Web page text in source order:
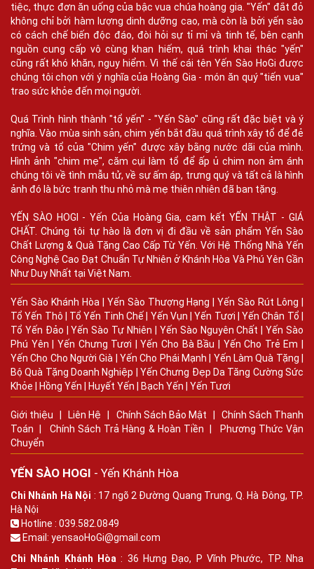
tiệc, thực đơn ăn uống của bậc vua chúa hoàng gia. "Yến" đắt đỏ
không chỉ bởi hàm lượng dinh dưỡng cao, mà còn là bởi yến sào
có cách chế biến độc đáo, đòi hỏi sự tỉ mỉ và tinh tế, bên cạnh
nguồn cung cấp vô cùng khan hiếm, quá trình khai thác "yến"
cũng rất khó khăn, nguy hiểm. Vì thế cái tên Yến Sào HoGi được
chúng tôi chọn với ý nghĩa của Hoàng Gia - món ăn quý "tiến vua"
trao sức khỏe đến mọi người.
Quá Trình hình thành "tổ yến" - "Yến Sào" cũng rất đặc biệt và ý
nghĩa. Vào mùa sinh sản, chim yến bắt đầu quá trình xây tổ để đẻ
trứng và tổ của "Chim yến" được xây bằng nước dãi của mình.
Hình ảnh "chim mẹ", căm cụi làm tổ để ấp ủ chim non ảm ánh
chúng tôi về tình mẫu tử, về sự ấm áp, trưng quý và tất cả là hình
ảnh đó là bức tranh thu nhỏ mà mẹ thiên nhiên đã ban tặng.
YẾN SÀO HOGI - Yến Của Hoàng Gia, cam kết YẾN THẬT - GIÁ
CHẤT. Chúng tôi tự hào là đơn vị đi đầu về sản phẩm Yến Sào
Chất Lượng & Quà Tặng Cao Cấp Từ Yến. Với Hệ Thống Nhà Yến
Công Nghệ Cao Đạt Chuẩn Tự Nhiên ở Khánh Hòa Và Phú Yên Gần
Như Duy Nhất tại Việt Nam.
Yến Sào Khánh Hòa Yến Sào Thượng Hạng |Yến Sào Rút Lông
Tổ Yến Thô
Tổ Yến Tinh Chế Yến Vụn |Yến Tươi |Yến Chân Tổ
Tổ Yến Đảo |Yến Sào Tự Nhiên Yến Sào Nguyên Chất |Yến Sào
Phú Yên
Yến Chưng Tươi |Yến Cho Bà Bầu Yến Cho Trẻ Em
Yến Cho Cho Người Già |Yến Cho Phái Mạnh Yến Làm Quà Tặng
Bộ Quà Tặng Doanh Nghiệp |Yến Chưng Đẹp Da Tăng Cường Sức
Khỏe
Hồng Yến Huyết Yến Bạch Yến Yến Tươi
Giới thiệu Liên Hệ Chính Sách Bảo Mật
Chính Sách Thanh
Toán |Chính Sách Trả Hàng & Hoàn Tiền
Phương Thức Vận
Chuyển
YẾN SÀO HOGI - Yến Khánh Hòa
Chi Nhánh Hà Nội : 17 ngõ 2 Đường Quang Trung, Q. Hà Đông, TP.
Hà Nội
Hotline : 039.582.0849
Email: yensaoHoGi@gmail.com
Chi Nhánh Khánh Hòa : 36 Hưng Đạo, P Vĩnh Phước, TP. Nha